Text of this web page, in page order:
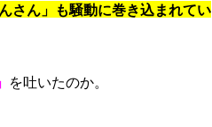
んさん」も騒動に巻き込まれてい
を吐いたのか。